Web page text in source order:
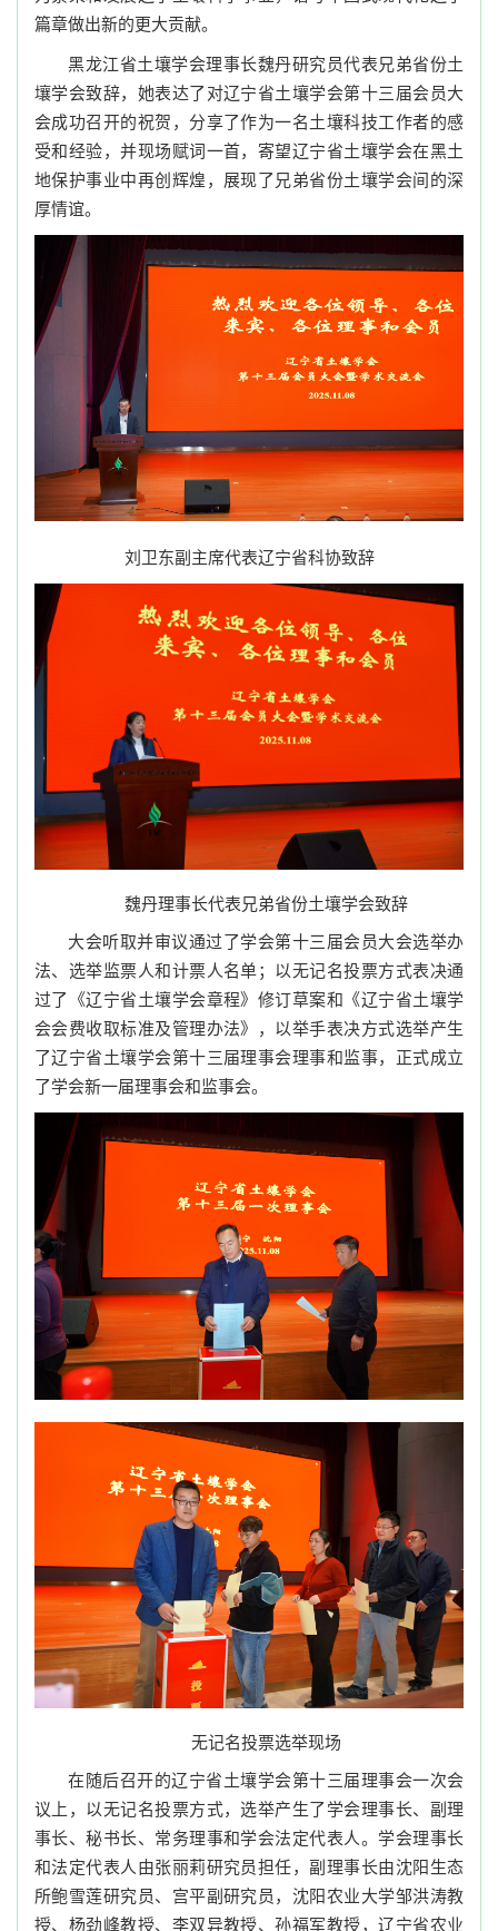
篇章做出新的更大贡献。
黑龙江省土壤学会理事长魏丹研究员代表兄弟省份土
壤学会致辞，她表达了对辽宁省土壤学会第十三届会员大
会成功召开的祝贺，分享了作为一名土壤科技工作者的感
受和经验，并现场赋词一首，寄望辽宁省土壤学会在黑土
地保护事业中再创辉煌，展现了兄弟省份土壤学会间的深
厚情谊。
刘卫东副主席代表辽宁省科协致辞
魏丹理事长代表兄弟省份土壤学会致辞
大会听取并审议通过了学会第十三届会员大会选举办
法、选举监票人和计票人名单；以无记名投票方式表决通
过了《辽宁省土壤学会章程》修订草案和《辽宁省土壤学
会会费收取标准及管理办法》，以举手表决方式选举产生
了辽宁省土壤学会第十三届理事会理事和监事，正式成立
了学会新一届理事会和监事会。
无记名投票选举现场
在随后召开的辽宁省土壤学会第十三届理事会一次会
议上，以无记名投票方式，选举产生了学会理事长、副理
事长、秘书长、常务理事和学会法定代表人。学会理事长
和法定代表人由张丽莉研究员担任，副理事长由沈阳生态
所鲍雪莲研究员、宫平副研究员，沈阳农业大学邹洪涛教
授、杨劲峰教授、李双异教授、孙福军教授，辽宁省农业